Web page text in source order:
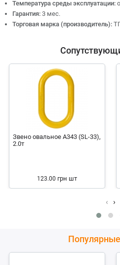
Температура среды эксплуатации:
Гарантия: 3 мес.
Торговая марка (производитель):
Звено овальное А343 (SL-33),
2.0т
123.00 грн шт
‹ ›
Популярные